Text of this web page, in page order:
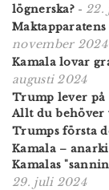
lögnerska? - 22.
november 2024
Kamala lovar
augusti 2024
Trump lever på
Allt du behöver
Trumps första
Kamala –
Kamalas
29. juli 2024